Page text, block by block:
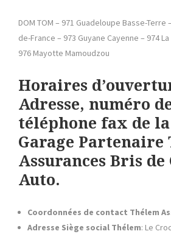
DOM TOM – 971 Guadeloupe Basse-
de-France – 973 Guyane Cayenne – 974
976 Mayotte Mamoudzou
Horaires
Adresse, numéro
téléphone fax de
Garage Partenaire
Assurances Bris de
Auto.
Coordonnées de contact Thélem
Adresse Siège social Thélem: Le